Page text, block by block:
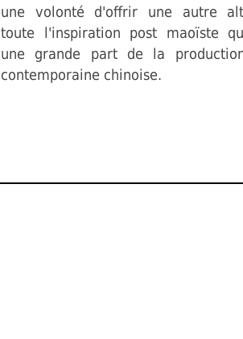
une volonté d'offrir une autre
toute l'inspiration post maoïste
une grande part de la
contemporaine chinoise.